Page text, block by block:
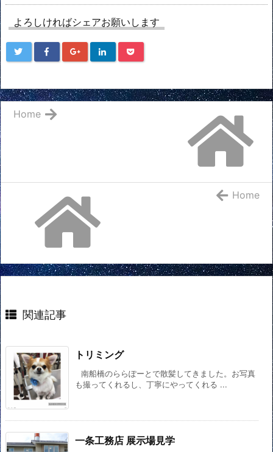
よろしければシェアお願いします
Home
Home
関連記事
トリミング
南船橋のららぽーとで散髪してきました。お写真
も撮ってくれるし、丁寧にやってくれる ...
一条工務店 展示場見学